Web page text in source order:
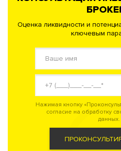
Оценка ликвидности и
ключевым
Нажимая кнопку
согласие на обработку
данных.